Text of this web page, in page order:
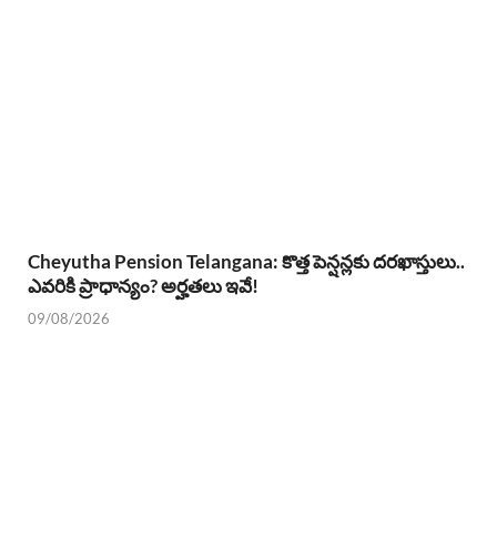
Cheyutha Pension Telangana: కొత్త పెన్షన్లకు దరఖాస్తులు..
ఎవరికి ప్రాధాన్యం? అర్హతలు ఇవే!
09/08/2026